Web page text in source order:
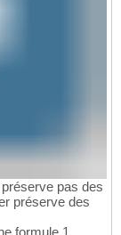
pas des
préserve des
formule 1